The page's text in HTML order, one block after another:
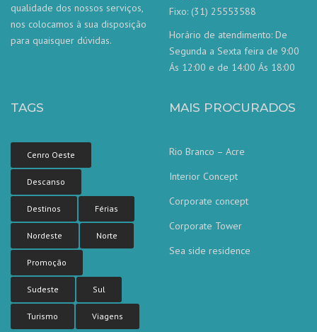
qualidade dos nossos serviços,
nos colocamos à sua disposição
para quaisquer dúvidas.
Fixo: (31) 25553588
Horário de atendimento: De
Segunda a Sexta feira de 9:00
Ás 12:00 e de 14:00 Ás 18:00
TAGS
Cenro Oeste
Descanso
Destinos Férias
Nordeste Norte
Promoção
Sudeste Sul
Turismo Viagens
MAIS PROCURADOS
Rio Branco – Acre
Interior Concept
Corporate concept
Corporate Tower
Sea side residence
Nossa equipe de atendimento ao